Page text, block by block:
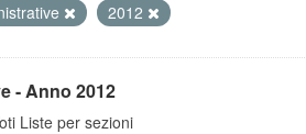
2012
- Anno 2012
Liste per sezioni